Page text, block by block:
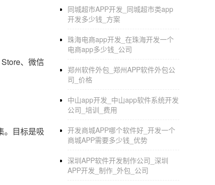
、微信
。目标是吸
同城超市APP开发_同城超市类app
开发多少钱_方案
珠海电商app开发_在珠海开发一个
电商app多少钱_公司
郑州软件外包_郑州APP软件外包公
司_价格
中山app开发_中山app软件系统开发
公司_培训_费用
开发商城APP哪个软件好_开发一个
商城APP需要多少钱_优势
深圳APP软件开发制作公司_深圳
APP开发_制作_外包_公司